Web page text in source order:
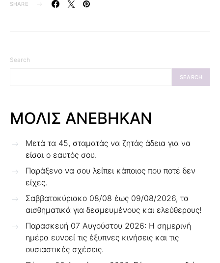
SHARE
Search
SEARCH
ΜΟΛΙΣ ΑΝΕΒΗΚΑΝ
Μετά τα 45, σταματάς να ζητάς άδεια για να
είσαι ο εαυτός σου.
Παράξενο να σου λείπει κάποιος που ποτέ δεν
είχες.
Σαββατοκύριακο 08/08 έως 09/08/2026, τα
αισθηματικά για δεσμευμένους και ελεύθερους!
Παρασκευή 07 Αυγούστου 2026: Η σημερινή
ημέρα ευνοεί τις έξυπνες κινήσεις και τις
ουσιαστικές σχέσεις.